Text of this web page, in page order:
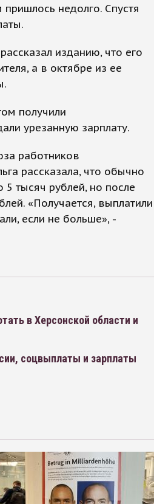
недолго. Спустя
изданию, что его
а в октябре из ее
получили
урезанную зарплату.
работников
рассказала, что обычно
тысяч рублей, но после
«Получается, выплатили
если не больше», -
в Херсонской области и
соцвыплаты и зарплаты